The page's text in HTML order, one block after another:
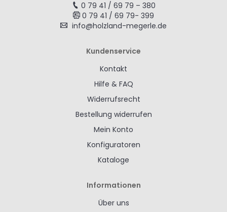
0 79 41 / 69 79 – 380
0 79 41 / 69 79- 399
info@holzland-megerle.de
Kundenservice
Kontakt
Hilfe & FAQ
Widerrufsrecht
Bestellung widerrufen
Mein Konto
Konfiguratoren
Kataloge
Informationen
Über uns